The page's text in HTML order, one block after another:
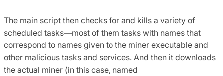
The main script then checks for and kills a variety of
scheduled tasks—most of them tasks with names that
correspond to names given to the miner executable and
other malicious tasks and services. And then it downloads
the actual miner (in this case, named